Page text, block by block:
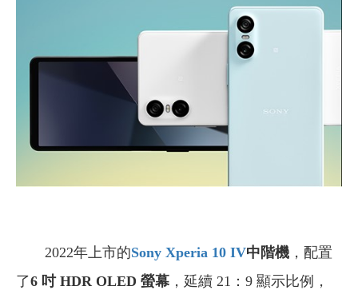
2022年上市的Sony Xperia 10 IV中階機 ，配置
了6 吋 HDR OLED 螢幕 ，延續 21：9 顯示比例，